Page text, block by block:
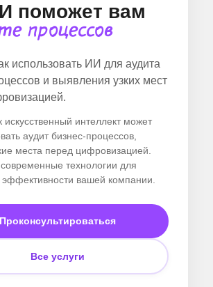
поможет вам
процессов
использовать ИИ для аудита
и выявления узких мест
искусственный интеллект может
аудит бизнес-процессов,
места перед цифровизацией.
технологии для
вашей компании.
Проконсультироваться
Все услуги